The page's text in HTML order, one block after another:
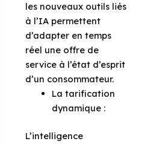
les nouveaux outils liés
à l’IA permettent
d’adapter en temps
réel une offre de
service à l’état d’esprit
d’un consommateur.
La tarification
dynamique :
L’intelligence